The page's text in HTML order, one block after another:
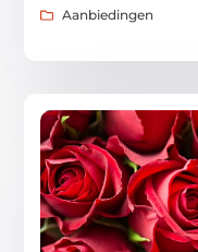
Aanbiedingen